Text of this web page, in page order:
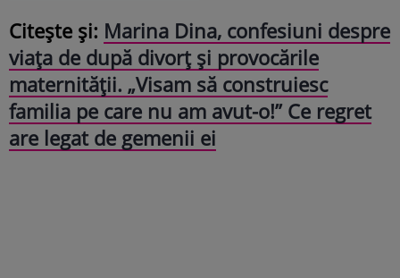
Citește și: Marina Dina, confesiuni despre
viața de după divorț și provocările
maternității. „Visam să construiesc
familia pe care nu am avut-o!” Ce regret
are legat de gemenii ei